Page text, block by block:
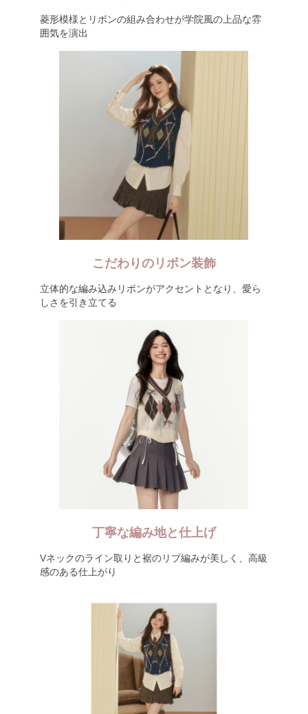
菱形模様とリボンの組み合わせが学院風の上品な雰
囲気を演出
こだわりのリボン装飾
立体的な編み込みリボンがアクセントとなり、愛ら
しさを引き立てる
丁寧な編み地と仕上げ
Vネックのライン取りと裾のリブ編みが美しく、高級
感のある仕上がり